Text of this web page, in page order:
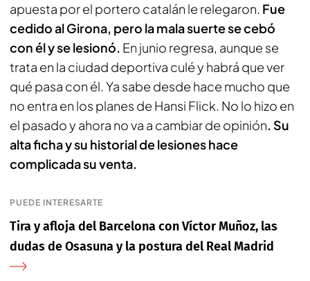
apuesta por el portero catalán le relegaron. Fue
cedido al Girona, pero la mala suerte se cebó
con él y se lesionó. En junio regresa, aunque se
trata en la ciudad deportiva culé y habrá que ver
qué pasa con él. Ya sabe desde hace mucho que
no entra en los planes de Hansi Flick. No lo hizo en
el pasado y ahora no va a cambiar de opinión. Su
alta ficha y su historial de lesiones hace
complicada su venta.
PUEDE INTERESARTE
Tira y afloja del Barcelona con Víctor Muñoz, las
dudas de Osasuna y la postura del Real Madrid